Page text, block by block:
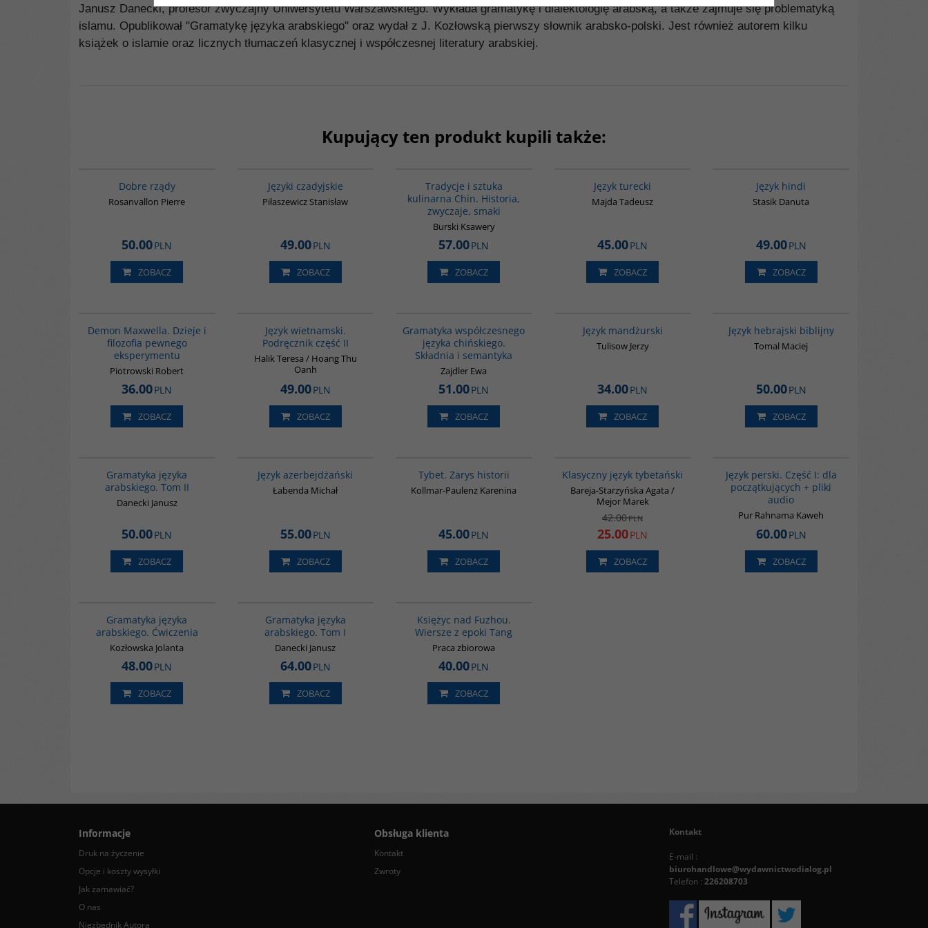
Janusz Danecki, profesor zwyczajny Uniwersytetu Warszawskiego. Wykłada gramatykę i dialektologię arabską, a także zajmuje się problematyką
islamu. Opublikował "Gramatykę języka arabskiego" oraz wydał z J. Kozłowską pierwszy słownik arabsko-polski. Jest również autorem kilku
książek o islamie oraz licznych tłumaczeń klasycznej i współczesnej literatury arabskiej.
Kupujący ten produkt kupili także:
Dobre rządy
Rosanvallon Pierre
50.00PLN
ZOBACZ
Języki czadyjskie
Piłaszewicz Stanisław
49.00PLN
ZOBACZ
Tradycje i sztuka
kulinarna Chin. Historia,
zwyczaje, smaki
Burski Ksawery
57.00PLN
ZOBACZ
Język turecki
Majda Tadeusz
45.00PLN
ZOBACZ
Język hindi
Stasik Danuta
49.00PLN
ZOBACZ
Demon Maxwella. Dzieje i
filozofia pewnego
eksperymentu
Piotrowski Robert
36.00PLN
ZOBACZ
Język wietnamski.
Podręcznik część II
Halik Teresa / Hoang Thu
Oanh
49.00PLN
ZOBACZ
Gramatyka współczesnego
języka chińskiego.
Składnia i semantyka
Zajdler Ewa
51.00PLN
ZOBACZ
Język mandżurski
Tulisow Jerzy
34.00PLN
ZOBACZ
Język hebrajski biblijny
Tomal Maciej
50.00PLN
ZOBACZ
Gramatyka języka
arabskiego. Tom II
Danecki Janusz
50.00PLN
ZOBACZ
Język azerbejdżański
Łabenda Michał
55.00PLN
ZOBACZ
Tybet. Zarys historii
Kollmar-Paulenz Karenina
45.00PLN
ZOBACZ
Klasyczny język tybetański
Bareja-Starzyńska Agata /
Mejor Marek
42.00PLN
25.00PLN
ZOBACZ
Język perski. Część I: dla
początkujących + pliki
audio
Pur Rahnama Kaweh
60.00PLN
ZOBACZ
Gramatyka języka
arabskiego. Ćwiczenia
Kozłowska Jolanta
48.00PLN
ZOBACZ
Gramatyka języka
arabskiego. Tom I
Danecki Janusz
64.00PLN
ZOBACZ
Księżyc nad Fuzhou.
Wiersze z epoki Tang
Praca zbiorowa
40.00PLN
ZOBACZ
Informacje
Druk na życzenie
Opcje i koszty wysyłki
Jak zamawiać?
O nas
Niezbędnik Autora
Obsługa klienta
Kontakt
Zwroty
Kontakt
E-mail :
biurohandlowe@wydawnictwodialog.pl
Telefon : 226208703